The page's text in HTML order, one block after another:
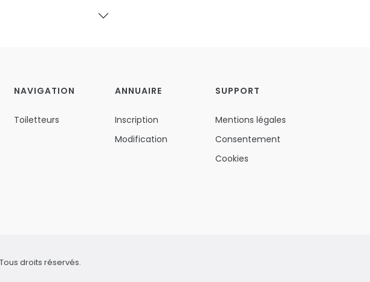
NAVIGATION
Toiletteurs
ANNUAIRE
Inscription
Modification
SUPPORT
Mentions légales
Consentement
Cookies
droits réservés.